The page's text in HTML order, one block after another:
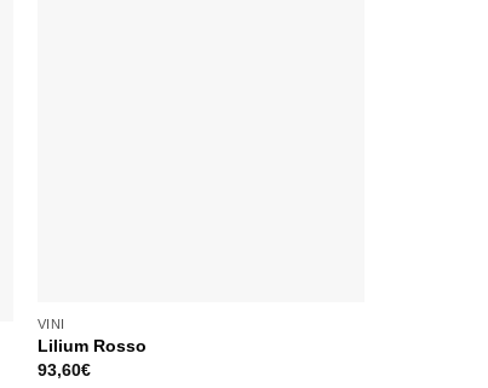
VINI
Lilium Rosso
93,60€